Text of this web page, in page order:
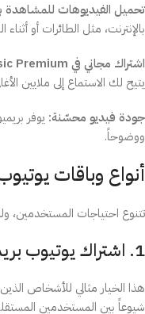
تحميل الفيديوهات للمشاهدة
بالإنترنت، مثل الطائرات أو أثناء
اشتراك مجاني في YouTube Music Premium:
يتيح لك الاستماع إلى ملايين
جودة فيديو محسّنة:
ووضوحاً.
أنواع وباقات
تتنوع احتياجات المستخدمين،
1. اشتراك يوتيوب بريميوم فردي
هذا الخيار مثالي للأشخاص
شيوعاً بين المستخدمين